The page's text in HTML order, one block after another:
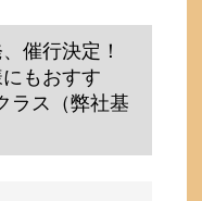
催行決定！
もおすす
ラス（弊社基